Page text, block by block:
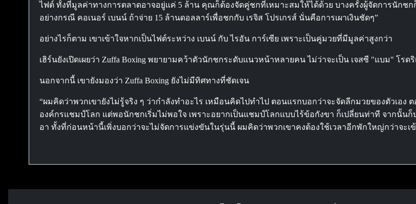
ไฟต์ ทั้งที่มูลค่าทางการตลาดอาจอยู่แค่ 5 ล้าน คุณก็ต้องจัดคู่ชกที่เหมาะสมให้ได้ด้วย บางครั้งผู้จัดการนักช
อย่างกรณี คอเนอร์ เบนน์ ถ้าจ่าย 15 ล้านดอลลาร์เพื่อชกกับ เรจิส โปรเกรส์ นั่นคือการเผาเงินชัดๆ”
อย่างไรก็ตาม เขาเข้าใจหากเป็นไฟต์ระหว่าง เบนน์ กับ ไรอัน การ์เซีย เพราะเป็นคู่มวยที่มีมูลค่าสูงกว่า
เฮิร์นยังเปิดเผยว่า Zuffa Boxing พยายามคว้าตัวนักชกระดับแนวหน้าหลายคน ไม่ว่าจะเป็น เจสซี "แบม" โร
นอกจากนี้ เขายังมองว่า Zuffa Boxing ยังไม่มีทิศทางที่ชัดเจน
“ผมคิดว่าพวกเขายังไม่รู้จริง ๆ ว่ากำลังทำอะไร เหมือนคิดไปทำไป ตอนแรกบอกว่าจะจัดลีกมวยของตัวเอง
องค์กรแชมป์โลก แต่พอนักชกเริ่มไม่พอใจ เพราะอยากเป็นแชมป์โลกแบบไร้ข้อกังขา ก็เปลี่ยนท่าที จากนั้น
อา ทั้งที่ก่อนหน้านี้เพิ่งบอกว่าจะไม่จัดการแข่งขันในรุ่นนี้ ผมคิดว่าพวกเขาคงต้องใช้เวลาอีกพักใหญ่กว่าจะเ